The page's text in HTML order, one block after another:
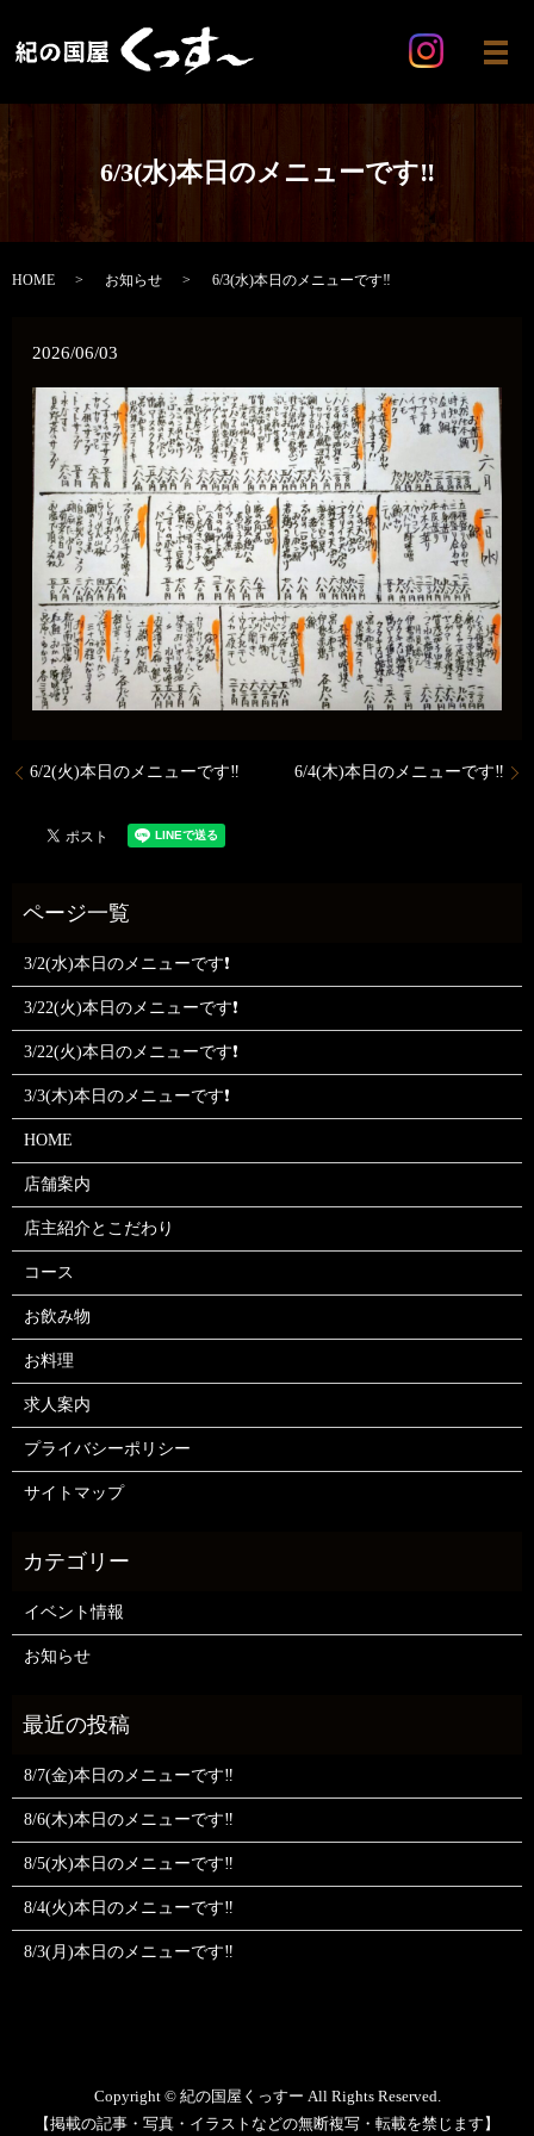
メ
6/3(水)本日のメニューです‼️
HOME お知らせ 6/3(水)本日のメニューです‼️
2026/06/03
6/2(火)本日のメニューです‼️ 6/4(木)本日のメニューです‼️
3/2(水)本日のメニューです❗
3/22(火)本日のメニューです❗
3/22(火)本日のメニューです❗
3/3(木)本日のメニューです❗
HOME
店舗案内
店主紹介とこだわり
コース
お飲み物
お料理
求人案内
プライバシーポリシー
サイトマップ
イベント情報
お知らせ
8/7(金)本日のメニューです‼️
8/6(木)本日のメニューです‼️
8/5(水)本日のメニューです‼️
8/4(火)本日のメニューです‼️
8/3(月)本日のメニューです‼️
Copyright © 紀の国屋くっすー All Rights Reserved.
【掲載の記事・写真・イラストなどの無断複写・転載を禁じます】